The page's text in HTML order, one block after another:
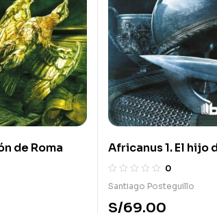
de Roma Africanus 1. El hijo
0
Santiago Posteguillo
S/69.00